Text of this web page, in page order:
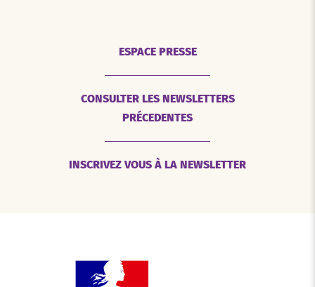
ESPACE PRESSE
CONSULTER LES NEWSLETTERS
PRÉCEDENTES
INSCRIVEZ VOUS À LA NEWSLETTER